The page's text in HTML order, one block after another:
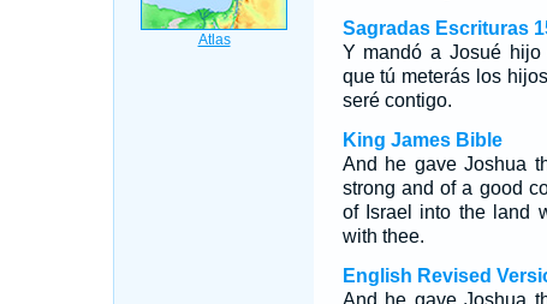
Sagradas Escrituras
Y mandó a Josué hijo
que tú meterás los
seré contigo.
King James Bible
And he gave Joshua
strong and of a good
of Israel into the land
with thee.
English Revised
And he gave Joshua